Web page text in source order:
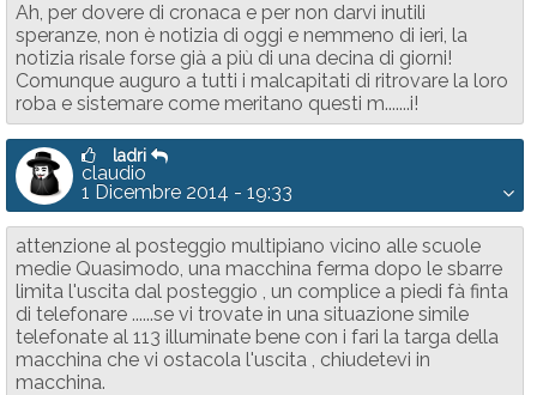
Ah, per dovere di cronaca e per non darvi inutili
speranze, non è notizia di oggi e nemmeno di ieri, la
notizia risale forse già a più di una decina di giorni!
Comunque auguro a tutti i malcapitati di ritrovare la loro
roba e sistemare come meritano questi m.......i!
ladri
claudio
1 Dicembre 2014 - 19:33
attenzione al posteggio multipiano vicino alle scuole
medie Quasimodo, una macchina ferma dopo le sbarre
limita l'uscita dal posteggio , un complice a piedi fà finta
di telefonare ......se vi trovate in una situazione simile
telefonate al 113 illuminate bene con i fari la targa della
macchina che vi ostacola l'uscita , chiudetevi in
macchina.